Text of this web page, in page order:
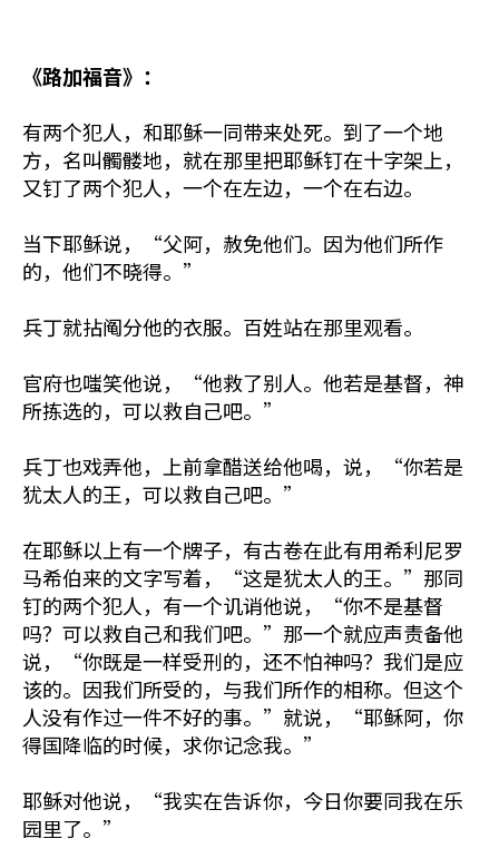
《路加福音》：
有两个犯人，和耶稣一同带来处死。到了一个地
方，名叫髑髅地，就在那里把耶稣钉在十字架上，
又钉了两个犯人，一个在左边，一个在右边。
当下耶稣说，“父阿，赦免他们。因为他们所作
的，他们不晓得。”
兵丁就拈阄分他的衣服。百姓站在那里观看。
官府也嗤笑他说，“他救了别人。他若是基督，神
所拣选的，可以救自己吧。”
兵丁也戏弄他，上前拿醋送给他喝，说，“你若是
犹太人的王，可以救自己吧。”
在耶稣以上有一个牌子，有古卷在此有用希利尼罗
马希伯来的文字写着，“这是犹太人的王。”那同
钉的两个犯人，有一个讥诮他说，“你不是基督
吗？可以救自己和我们吧。”那一个就应声责备他
说，“你既是一样受刑的，还不怕神吗？我们是应
该的。因我们所受的，与我们所作的相称。但这个
人没有作过一件不好的事。”就说，“耶稣阿，你
得国降临的时候，求你记念我。”
耶稣对他说，“我实在告诉你，今日你要同我在乐
园里了。”